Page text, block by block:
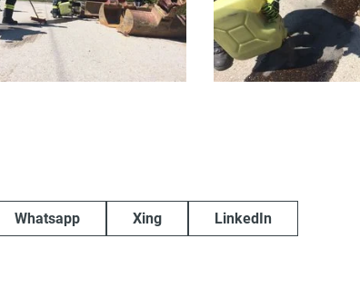
Whatsapp Xing LinkedIn